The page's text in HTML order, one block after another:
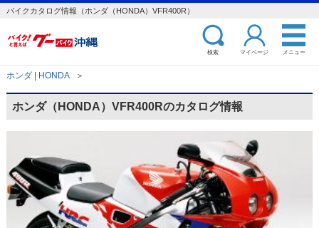
バイクカタログ情報（ホンダ（HONDA）VFR400R）
検索 マイページ メニュー
ホンダ | HONDA ＞
ホンダ（HONDA）VFR400Rのカタログ情報